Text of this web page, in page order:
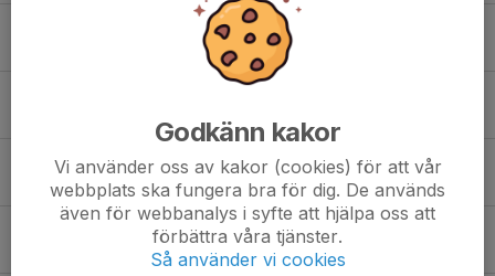
15. Julia Åhs Cicilaki
24. Stella Karlsson
25. Sahar Tbouli
Godkänn kakor
Vi använder oss av kakor (cookies) för att vår
webbplats ska fungera bra för dig. De används
även för webbanalys i syfte att hjälpa oss att
förbättra våra tjänster.
Så använder vi cookies